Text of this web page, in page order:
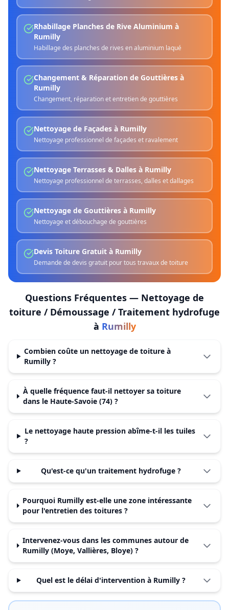
Rhabillage Planches de Rive Aluminium à
Rumilly
Habillage des planches de rives en aluminium laqué
Changement & Réparation de Gouttières à
Rumilly
Changement, réparation et entretien de gouttières
Nettoyage de Façades à Rumilly
Nettoyage professionnel de façades et ravalement
Nettoyage Terrasses & Dalles à Rumilly
Nettoyage professionnel de terrasses, dalles et dallages
Nettoyage de Gouttières à Rumilly
Nettoyage et débouchage de gouttières
Devis Toiture Gratuit à Rumilly
Demande de devis gratuit pour tous travaux de toiture
Questions Fréquentes — Nettoyage de
toiture / Démoussage / Traitement hydrofuge
à Rumilly
Combien coûte un nettoyage de toiture à
Rumilly ?
À quelle fréquence faut-il nettoyer sa toiture
dans le Haute-Savoie (74) ?
Le nettoyage haute pression abîme-t-il les tuiles
?
Qu'est-ce qu'un traitement hydrofuge ?
Pourquoi Rumilly est-elle une zone intéressante
pour l'entretien des toitures ?
Intervenez-vous dans les communes autour de
Rumilly (Moye, Vallières, Bloye) ?
Quel est le délai d'intervention à Rumilly ?